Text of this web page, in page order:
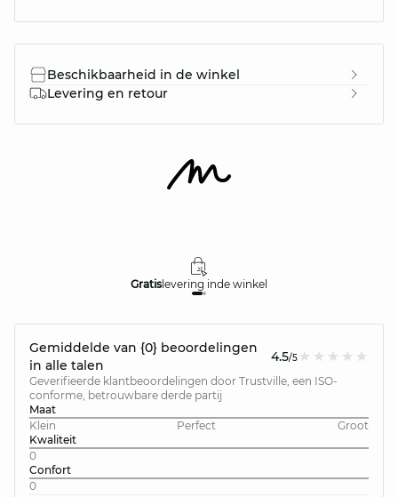
Beschikbaarheid in de winkel
Levering en retour
Gratislevering inde winkel
Gemiddelde van {0} beoordelingen
in alle talen
4.5/5
Geverifieerde klantbeoordelingen door Trustville, een ISO-
conforme, betrouwbare derde partij
Maat
Klein
Perfect
Groot
Kwaliteit
0
Confort
0